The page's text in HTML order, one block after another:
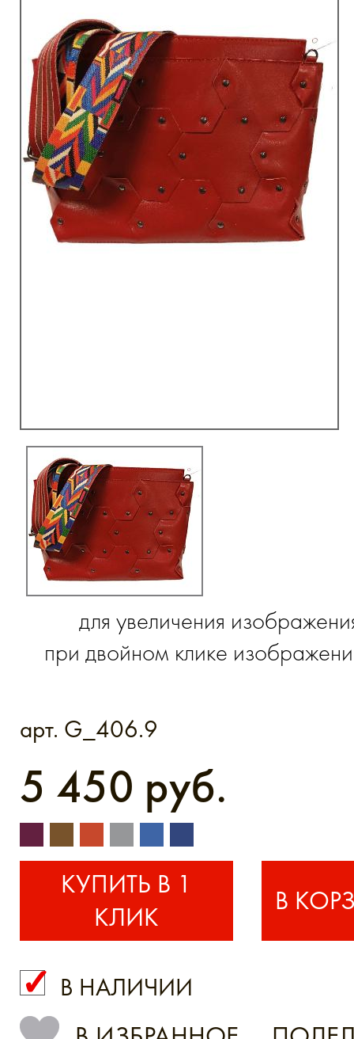
для увеличения
при двойном клике
арт. G_406.9
5 450 руб.
КУПИТЬ В 1
КЛИК
КУПИТЬ В 1 КЛИК
В НАЛИЧИИ